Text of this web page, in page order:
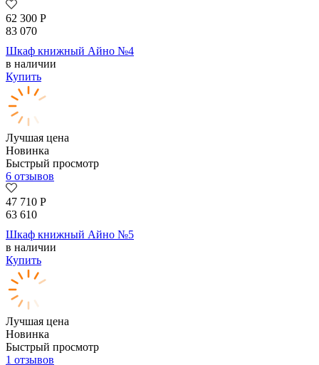
62 300 Р
83 070
Шкаф книжный Айно №4
в наличии
Купить
Лучшая цена
Новинка
Быстрый просмотр
6 отзывов
47 710 Р
63 610
Шкаф книжный Айно №5
в наличии
Купить
Лучшая цена
Новинка
Быстрый просмотр
1 отзывов